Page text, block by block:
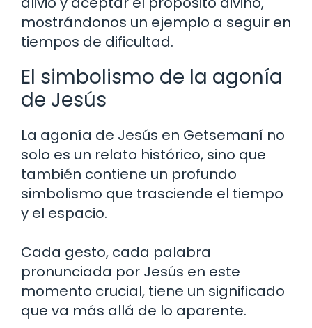
mostrándonos un ejemplo a seguir en
tiempos de dificultad.
El simbolismo de la agonía
de Jesús
La agonía de Jesús en Getsemaní no
solo es un relato histórico, sino que
también contiene un profundo
simbolismo que trasciende el tiempo
y el espacio.
Cada gesto, cada palabra
pronunciada por Jesús en este
momento crucial, tiene un significado
que va más allá de lo aparente.